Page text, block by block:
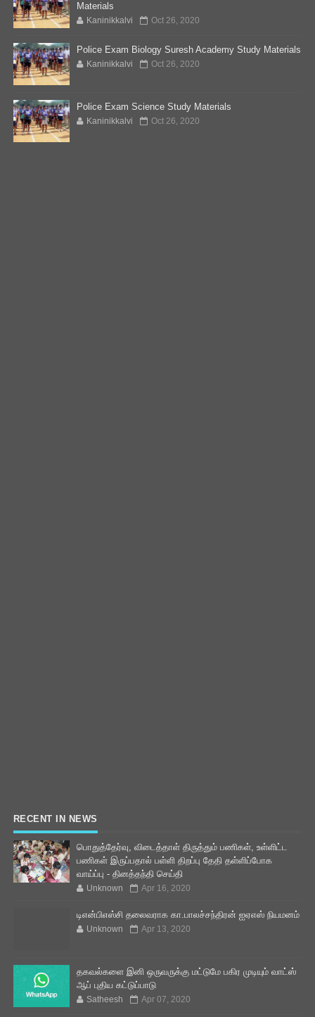
Materials
Kaninikkalvi Oct 26, 2020
Police Exam Biology Suresh Academy Study Materials
Kaninikkalvi Oct 26, 2020
Police Exam Science Study Materials
Kaninikkalvi Oct 26, 2020
RECENT IN NEWS
பொதுத்தேர்வு, விடைத்தாள் திருத்தும் பணிகள், உள்ளிட்ட
பணிகள் இருப்பதால் பள்ளி திறப்பு தேதி தள்ளிப்போக
வாய்ப்பு - தினத்தந்தி செய்தி
Unknown Apr 16, 2020
டிஎன்பிஎஸ்சி தலைவராக கா.பாலச்சந்திரன் ஐஏஎஸ் நியமனம்
Unknown Apr 13, 2020
தகவல்களை இனி ஒருவருக்கு மட்டுமே பகிர முடியும் வாட்ஸ்
ஆப் புதிய கட்டுப்பாடு
Satheesh Apr 07, 2020